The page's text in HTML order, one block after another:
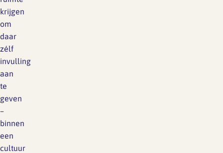
krijgen
om
daar
zélf
invulling
aan
te
geven
–
binnen
een
cultuur